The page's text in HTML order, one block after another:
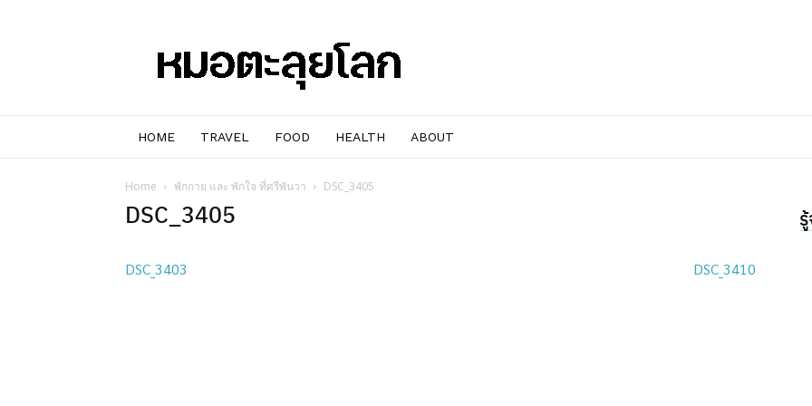
ตะลุย
โลก
HOME TRAVEL FOOD HEALTH ABOUT
Home พักกาย และ พักใจ ที่ศรีพันวา DSC_3405
DSC_3405
DSC_3403 DSC_3410